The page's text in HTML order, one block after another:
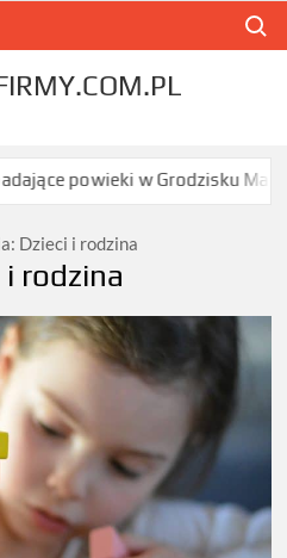
dają najszybszy efekt
Dzieci i rodzina
i rodzina